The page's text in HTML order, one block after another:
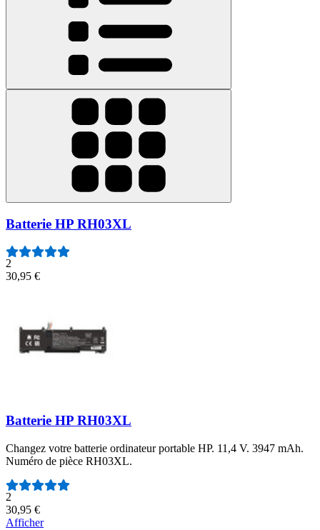
Batterie HP RH03XL
2
30,95 €
Batterie HP RH03XL
Changez votre batterie ordinateur portable HP. 11,4 V. 3947 mAh.
Numéro de pièce RH03XL.
Nombre d'avis :
2
30,95 €
Afficher